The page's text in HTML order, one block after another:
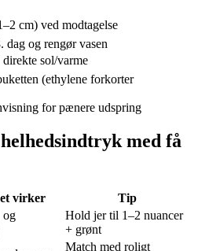
cm) ved modtagelse
og rengør vasen
sol/varme
(ethylene forkorter
for pænere udspring
med få
virker
Tip
og
Hold jer til 1–2 nuancer
+ grønt
Match med roligt